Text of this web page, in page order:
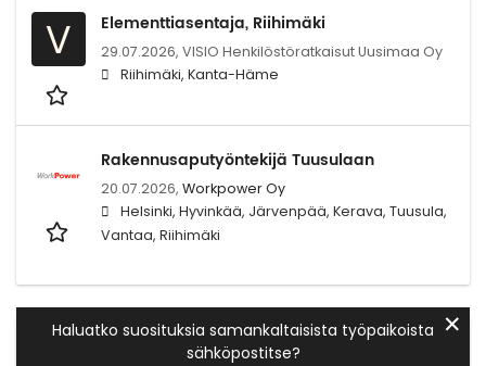
V Elementtiasentaja, Riihimäki
29.07.2026, VISIO Henkilöstöratkaisut Uusimaa Oy
Riihimäki, Kanta-Häme
Rakennusaputyöntekijä Tuusulaan
20.07.2026, Workpower Oy
Helsinki, Hyvinkää, Järvenpää, Kerava, Tuusula,
Vantaa, Riihimäki
Haluatko suosituksia samankaltaisista työpaikoista
sähköpostitse?
✕